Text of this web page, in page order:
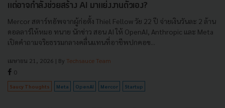
แต่อาจกำลังช่วยสร้าง AI มาแย่งงานตัวเอง?
Mercor สตาร์ทอัพจากผู้ก่อตั้ง Thiel Fellow วัย 22 ปี จ่ายเงินวันละ 2 ล้าน
ดอลลาร์ให้หมอ ทนาย นักข่าว สอน AI ให้ OpenAI, Anthropic และ Meta
เปิดคำถามจริยธรรมกลางคลื่นแทนที่อาชีพปกคอข...
เมษายน 21, 2026 | By Techsauce Team
0
Saucy Thoughts Meta OpenAI Mercor Startup